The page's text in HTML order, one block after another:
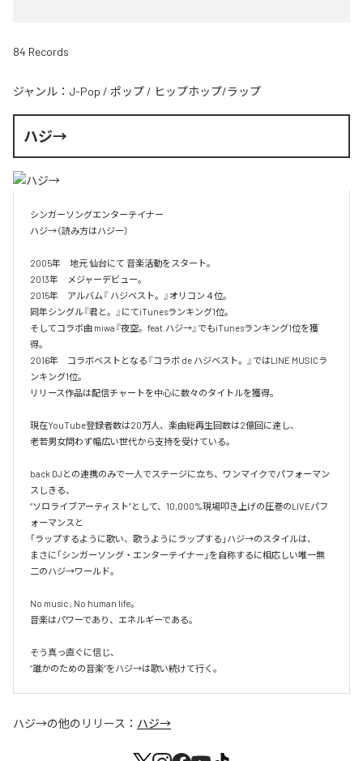
84 Records
ジャンル： J-Pop / ポップ / ヒップホップ/ラップ
ハジ→
シンガーソングエンターテイナー
ハジ→（読み方はハジー）
2005年　地元 仙台にて 音楽活動をスタート。
2013年　メジャーデビュー。
2015年　アルバム『 ハジベスト。』オリコン４位。
同年シングル『君と。』にてiTunesランキング1位。
そしてコラボ曲 miwa『夜空。feat.ハジ→』でもiTunesランキング1位を獲
得。
2016年　コラボベストとなる『コラボ de ハジベスト。』ではLINE MUSICラ
ンキング1位。
リリース作品は配信チャートを中心に数々のタイトルを獲得。
現在YouTube登録者数は20万人、楽曲総再生回数は2億回に達し、
老若男女問わず幅広い世代から支持を受けている。
back DJとの連携のみで一人でステージに立ち、ワンマイクでパフォーマン
スしきる、
“ソロライブアーティスト”として、10,000%現場叩き上げの圧巻のLIVEパフ
ォーマンスと
「ラップするように歌い、歌うようにラップする」ハジ→のスタイルは、
まさに「シンガーソング・エンターテイナー」を自称するに相応しい唯一無
二のハジ→ワールド。
No music , No human life。
音楽はパワーであり、エネルギーである。
そう真っ直ぐに信じ、
ハジ→の他のリリース： ハジ→